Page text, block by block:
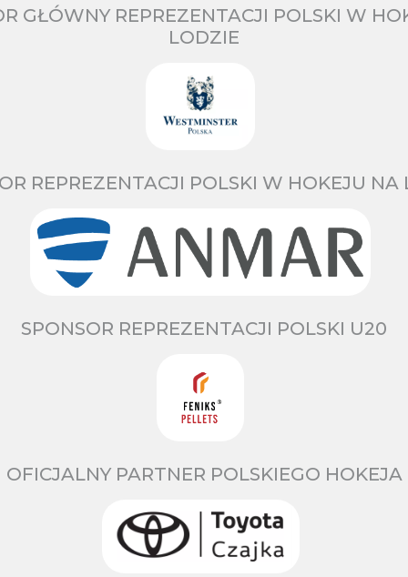
GŁÓWNY REPREZENTACJI POLSKI W
LODZIE
REPREZENTACJI POLSKI W HOKEJU NA
SPONSOR REPREZENTACJI POLSKI U20
OFICJALNY PARTNER POLSKIEGO HOKEJA